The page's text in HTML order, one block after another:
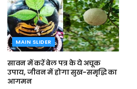
MAIN SLIDER
सावन में करें बेल पत्र के ये अचूक
उपाय, जीवन में होगा सुख-समृद्धि का
आगमन